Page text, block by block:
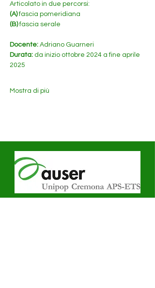
Articolato in due percorsi:
(A) fascia pomeridiana
(B) fascia serale
Docente: Adriano Guarneri
Durata: da inizio ottobre 2024 a fine aprile
2025
Mostra di più